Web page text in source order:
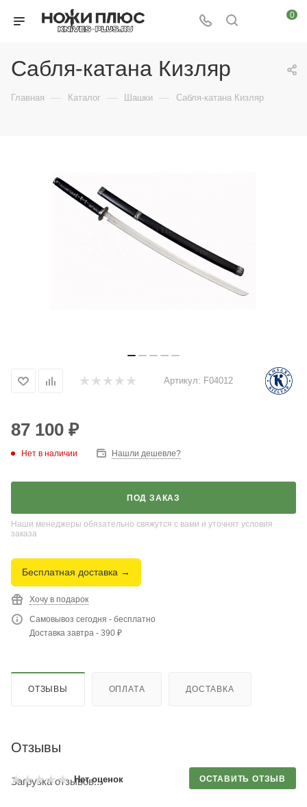
0
Сабля-катана Кизляр
Главная — Каталог — Шашки — Сабля-катана Кизляр
Артикул: F04012
87 100 ₽
Нет в наличии Нашли дешевле?
ПОД ЗАКАЗ
Наши менеджеры обязательно свяжутся с вами и уточнят условия
заказа
Бесплатная доставка →
Хочу в подарок
Самовывоз сегодня - бесплатно
Доставка завтра - 390 ₽
ОТЗЫВЫ ОПЛАТА ДОСТАВКА
Отзывы
Нет оценок ОСТАВИТЬ ОТЗЫВ
Загрузка отзывов...